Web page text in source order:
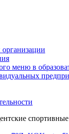
организации
меню в
спортивные